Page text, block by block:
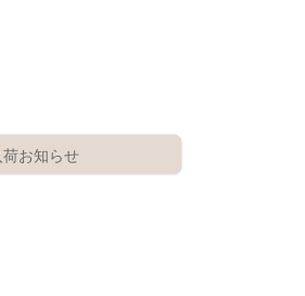
お知らせ